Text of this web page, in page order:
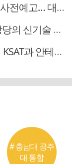
등 34명서 4명으로
기업 이전 완료
나 6기 계약 체결
# 충남대 공주
대 통합